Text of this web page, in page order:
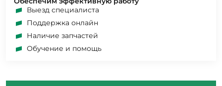
Выезд специалиста
Поддержка онлайн
Наличие запчастей
Обучение и помощь